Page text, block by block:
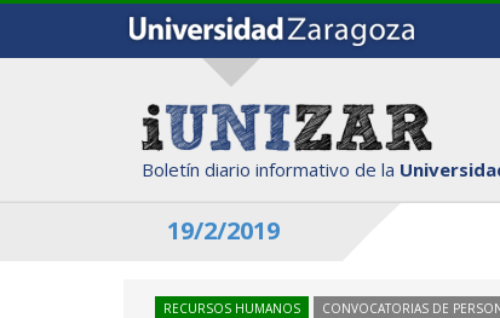
Boletín diario informativo de la
19/2/2019
RECURSOS HUMANOS CONVOCATORIAS DE